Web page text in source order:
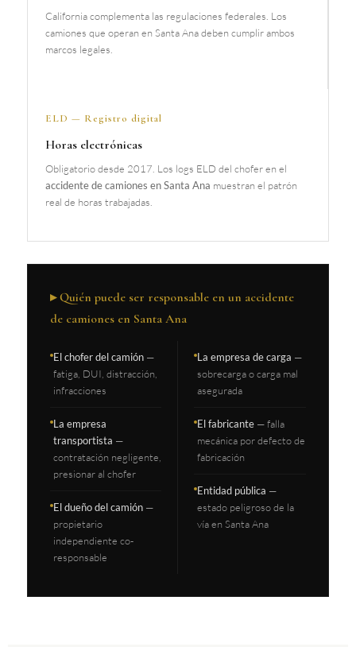
California complementa las regulaciones federales. Los
camiones que operan en Santa Ana deben cumplir ambos
marcos legales.
ELD — Registro digital
Horas electrónicas
Obligatorio desde 2017. Los logs ELD del chofer en el
accidente de camiones en Santa Ana muestran el patrón
real de horas trabajadas.
▸ Quién puede ser responsable en un accidente
de camiones en Santa Ana
El chofer del camión —
fatiga, DUI, distracción,
infracciones
La empresa
transportista —
contratación negligente,
presionar al chofer
El dueño del camión —
propietario
independiente co-
responsable
La empresa de carga —
sobrecarga o carga mal
asegurada
El fabricante — falla
mecánica por defecto de
fabricación
Entidad pública —
estado peligroso de la
vía en Santa Ana